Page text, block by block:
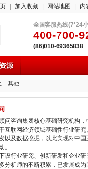
加入收藏 网站地图 内
全国客服热线(7*24
400-700-
(86)010-69365838
源
其他
咨询集团核心基础研究机构，
互联网经济领域基础性行业研究
以及数据挖掘，以此实现对中国
。
行业研究、创新研发和企业研
分析师的不断积累，已发展成为